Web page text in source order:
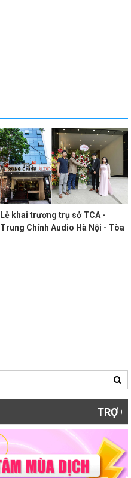
Lễ khai trương trụ sở TCA -
Trung Chính Audio Hà Nội - Tòa
TRỢ GIÁ MÙA